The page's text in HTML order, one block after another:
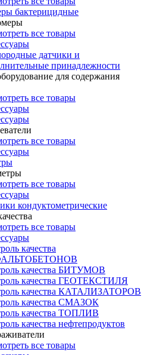
бактерицидные
все товары
датчики и
принадлежности
для содержания
все товары
все товары
все товары
кондуктометрические
все товары
качества
качества БИТУМОВ
качества ГЕОТЕКСТИЛЯ
качества КАТАЛИЗАТОРОВ
качества СМАЗОК
качества ТОПЛИВ
качества нефтепродуктов
все товары